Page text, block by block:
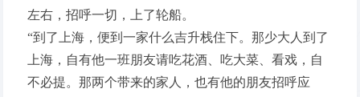
左右，招呼一切，上了轮船。
“到了上海，便到一家什么吉升栈住下。那少大人到了
上海，自有他一班朋友请吃花酒、吃大菜、看戏，自
不必提。那两个带来的家人，也有他的朋友招呼应